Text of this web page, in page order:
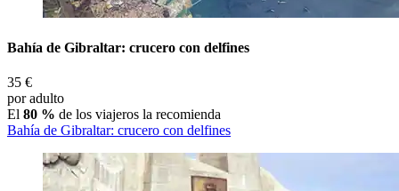
Bahía de Gibraltar: crucero con delfines
35 €
por adulto
El 80 % de los viajeros la recomienda
Bahía de Gibraltar: crucero con delfines